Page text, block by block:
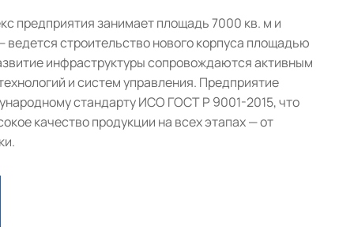
предприятия занимает площадь 7000 кв. м и
строительство нового корпуса площадью
инфраструктуры сопровождаются активным
и систем управления. Предприятие
стандарту ИСО ГОСТ Р 9001-2015, что
качество продукции на всех этапах — от